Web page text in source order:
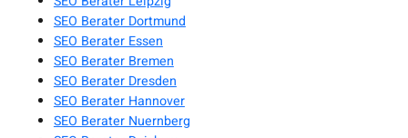
SEO Berater Dortmund
SEO Berater Essen
SEO Berater Bremen
SEO Berater Dresden
SEO Berater Hannover
SEO Berater Nuernberg